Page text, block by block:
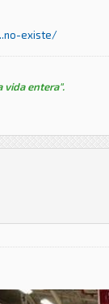
existe/
vida entera".